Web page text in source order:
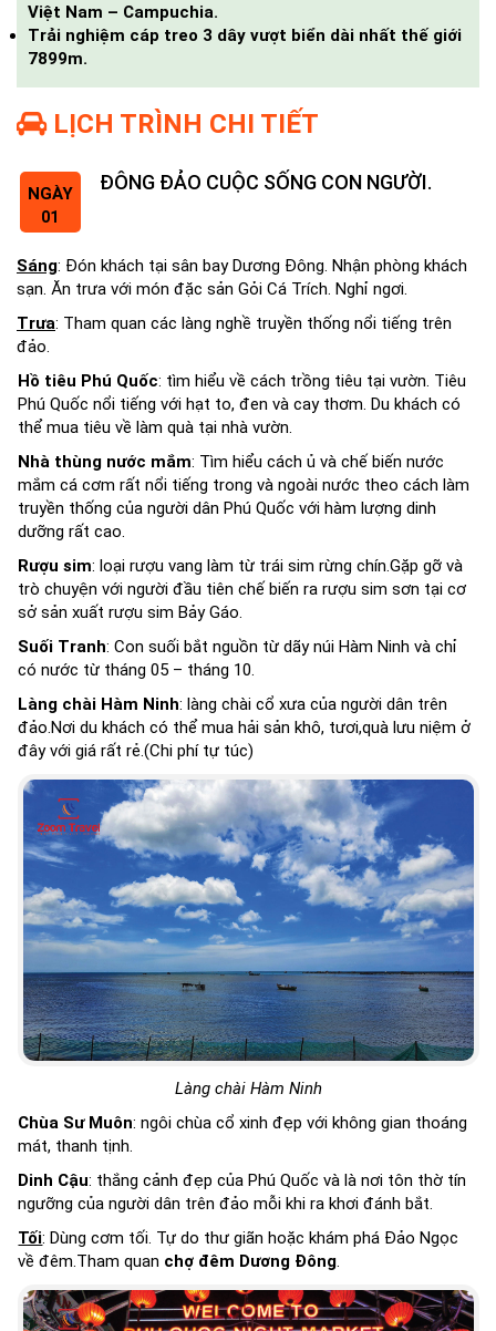
Việt Nam – Campuchia.
Trải nghiệm cáp treo 3 dây vượt biển dài nhất thế giới
7899m.
LỊCH TRÌNH CHI TIẾT
NGÀY
01
ĐÔNG ĐẢO CUỘC SỐNG CON NGƯỜI.
Sáng: Đón khách tại sân bay Dương Đông. Nhận phòng khách
sạn. Ăn trưa với món đặc sản Gỏi Cá Trích. Nghỉ ngơi.
Trưa: Tham quan các làng nghề truyền thống nổi tiếng trên
đảo.
Hồ tiêu Phú Quốc: tìm hiểu về cách trồng tiêu tại vườn. Tiêu
Phú Quốc nổi tiếng với hạt to, đen và cay thơm. Du khách có
thể mua tiêu về làm quà tại nhà vườn.
Nhà thùng nước mắm: Tìm hiểu cách ủ và chế biến nước
mắm cá cơm rất nổi tiếng trong và ngoài nước theo cách làm
truyền thống của người dân Phú Quốc với hàm lượng dinh
dưỡng rất cao.
Rượu sim: loại rượu vang làm từ trái sim rừng chín.Gặp gỡ và
trò chuyện với người đầu tiên chế biến ra rượu sim sơn tại cơ
sở sản xuất rượu sim Bảy Gáo.
Suối Tranh: Con suối bắt nguồn từ dãy núi Hàm Ninh và chỉ
có nước từ tháng 05 – tháng 10.
Làng chài Hàm Ninh: làng chài cổ xưa của người dân trên
đảo.Nơi du khách có thể mua hải sản khô, tươi,quà lưu niệm ở
đây với giá rất rẻ.(Chi phí tự túc)
Làng chài Hàm Ninh
Chùa Sư Muôn: ngôi chùa cổ xinh đẹp với không gian thoáng
mát, thanh tịnh.
Dinh Cậu: thắng cảnh đẹp của Phú Quốc và là nơi tôn thờ tín
ngưỡng của người dân trên đảo mỗi khi ra khơi đánh bắt.
Tối: Dùng cơm tối. Tự do thư giãn hoặc khám phá Đảo Ngọc
về đêm.Tham quan chợ đêm Dương Đông.